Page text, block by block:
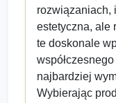
rozwiązaniach,
estetyczna, ale
te doskonale
najbardziej
Wybierając